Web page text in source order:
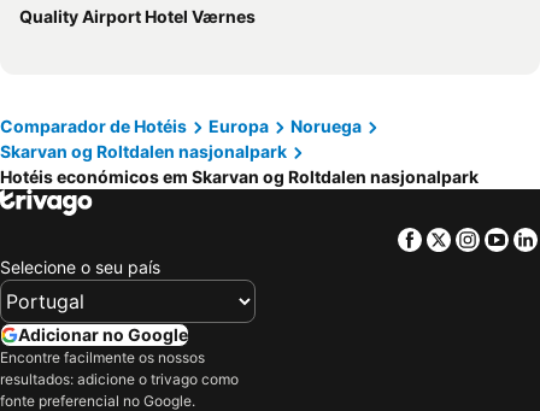
Quality Airport Hotel Værnes
Comparador de Hotéis Europa
Noruega
Skarvan og Roltdalen nasjonalpark
Hotéis económicos em Skarvan og Roltdalen nasjonalpark
Facebook
Twitter
Selecione o seu país
Adicionar no Google
Encontre facilmente os nossos
resultados: adicione o trivago como
fonte preferencial no Google.